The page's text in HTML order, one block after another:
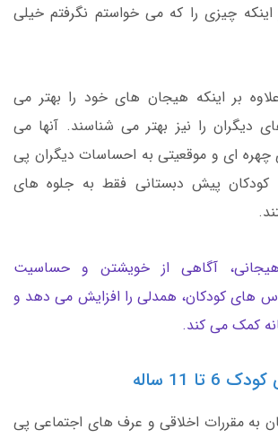
اینکه چیزی را که می خواستم نگرفتم خیلی
بر اینکه هیجان های خود را بهتر می
دیگران را نیز بهتر می شناسند. آنها می
چهره ای و موقعیتی به احساسات دیگران پی
کودکان پیش دبستانی فقط به جلوه های
آگاهی از خویشتن و حساسیت
های کودکان، همدلی را افزایش می دهد و
کمک می کند.
تا 11 ساله
به مقررات اخلاقی و عرف های اجتماعی پی